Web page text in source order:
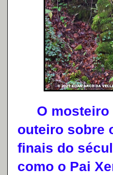
O mosteiro
outeiro sobre
finais do
como o Pai